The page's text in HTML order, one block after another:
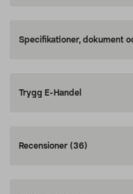
Specifikationer, dokument
Trygg E-Handel
Recensioner (36)